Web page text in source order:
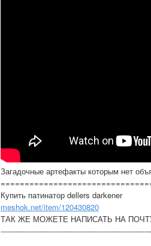
Загадочные артефакты которым нет
Купить патинатор dellers darkener
meshok.net/item/120430820
ТАК ЖЕ МОЖЕТЕ НАПИСАТЬ НА